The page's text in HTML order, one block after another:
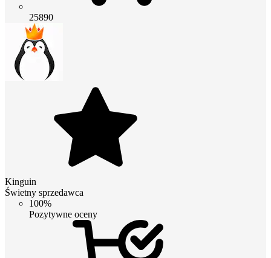
25890
Kinguin
Świetny sprzedawca
100%
Pozytywne oceny